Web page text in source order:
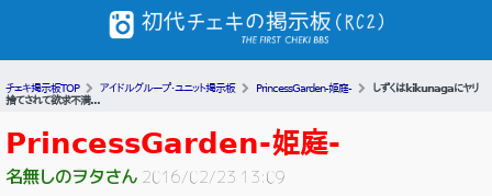
チェキ掲示板TOP アイドルグループ・ユニット掲示板 PrincessGarden-姫庭-
しずくはkikunagaにヤリ
捨てされて欲求不満...
PrincessGarden-姫庭-
名無しのヲタさん 2016/02/23 13:09